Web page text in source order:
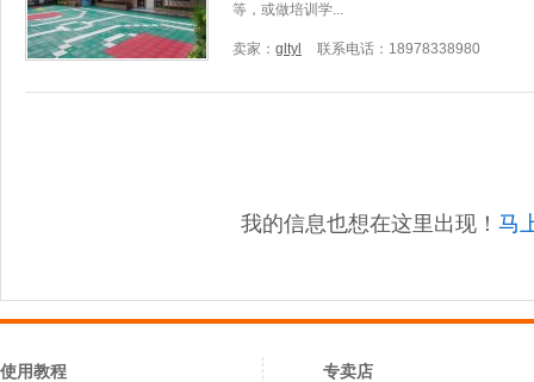
等，或做培训学...
卖家： gltyl 联系电话：18978338980
我的信息也想在这里出现！ 马
使用教程 专卖店